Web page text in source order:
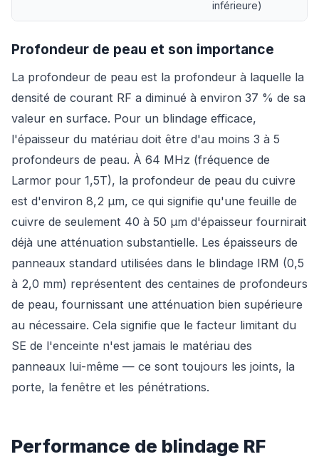
inférieure)
Profondeur de peau et son importance
La profondeur de peau est la profondeur à laquelle la
densité de courant RF a diminué à environ 37 % de sa
valeur en surface. Pour un blindage efficace,
l'épaisseur du matériau doit être d'au moins 3 à 5
profondeurs de peau. À 64 MHz (fréquence de
Larmor pour 1,5T), la profondeur de peau du cuivre
est d'environ 8,2 µm, ce qui signifie qu'une feuille de
cuivre de seulement 40 à 50 µm d'épaisseur fournirait
déjà une atténuation substantielle. Les épaisseurs de
panneaux standard utilisées dans le blindage IRM (0,5
à 2,0 mm) représentent des centaines de profondeurs
de peau, fournissant une atténuation bien supérieure
au nécessaire. Cela signifie que le facteur limitant du
SE de l'enceinte n'est jamais le matériau des
panneaux lui-même — ce sont toujours les joints, la
porte, la fenêtre et les pénétrations.
Performance de blindage RF